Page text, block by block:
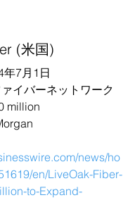
(米国)
年7月1日
イバーネットワーク
million
news/ho
en/LiveOak-Fiber-
to-Expand-